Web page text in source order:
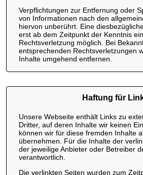
Verpflichtungen zur Entfernung oder
von Informationen nach den
hiervon unberührt. Eine
erst ab dem Zeitpunkt der Kenntnis
Rechtsverletzung möglich. Bei
entsprechenden Rechtsverletzungen
Inhalte umgehend entfernen.
Haftung für
Unsere Webseite enthält Links zu
Dritter, auf deren Inhalte wir keinen
können wir für diese fremden Inhalte
übernehmen. Für die Inhalte der
der jeweilige Anbieter oder Betreiber
verantwortlich.
Die verlinkten Seiten wurden zum